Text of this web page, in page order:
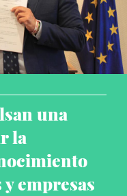
una
la
empresas